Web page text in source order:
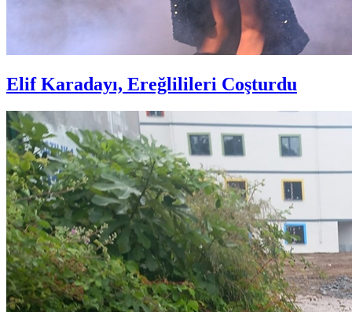
Elif Karadayı, Ereğlilileri Coşturdu